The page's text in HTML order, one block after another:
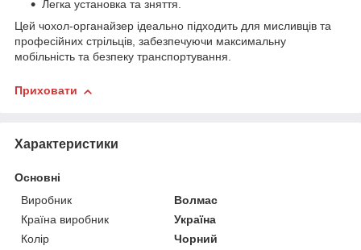
Легка установка та зняття.
Цей чохол-органайзер ідеально підходить для мисливців та
професійних стрільців, забезпечуючи максимальну
мобільність та безпеку транспортування.
Приховати
Характеристики
Основні
Виробник
Волмас
Країна виробник
Україна
Колір
Чорний